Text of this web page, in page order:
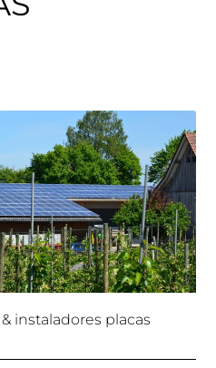
instaladores placas